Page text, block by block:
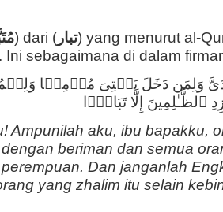
) dari ( تبار) yang menurut al-
Ini sebagaimana di dalam
وَلِمَن دَخَلَ بَیۡتِیَ مُؤۡمِنࣰا
إِلَّا تَبَارَۢا
Ampunilah aku, ibu bapakku,
beriman dan semua
Dan janganlah
yang zhalim itu selain